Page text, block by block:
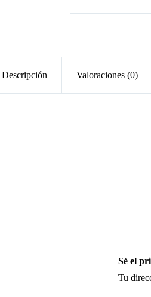
Descripción Valoraciones (0)
Sé el
Tu